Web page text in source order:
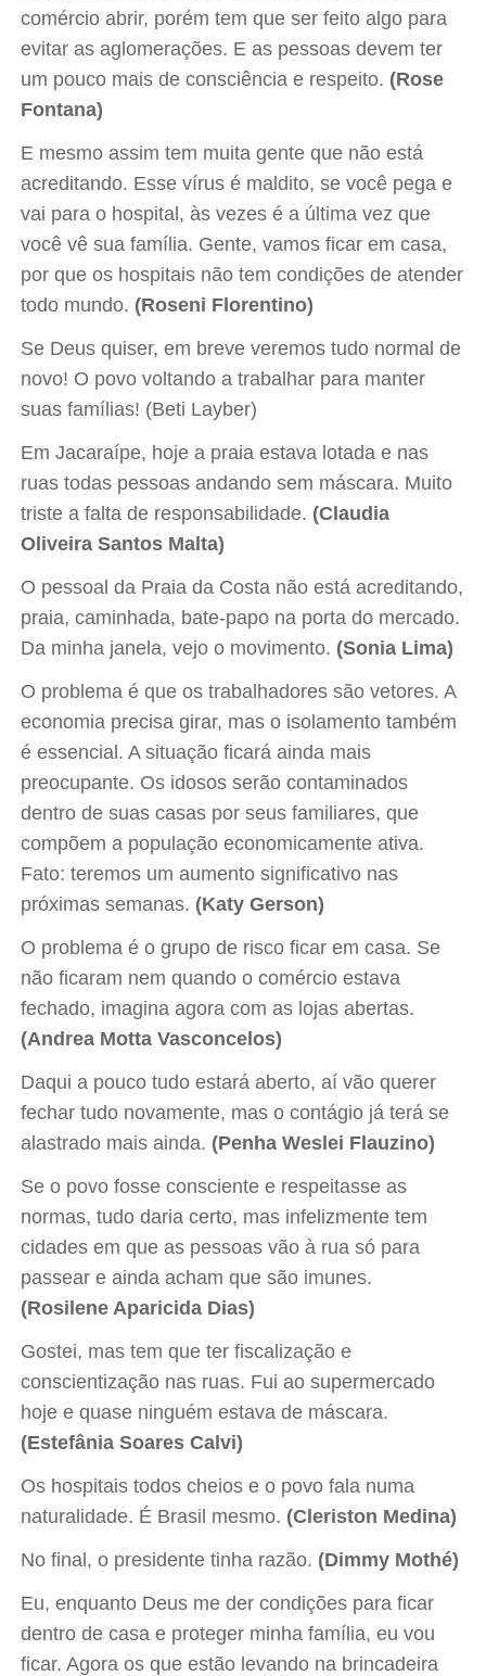
comércio abrir, porém tem que ser feito algo para
evitar as aglomerações. E as pessoas devem ter
um pouco mais de consciência e respeito. (Rose
Fontana)
E mesmo assim tem muita gente que não está
acreditando. Esse vírus é maldito, se você pega e
vai para o hospital, às vezes é a última vez que
você vê sua família. Gente, vamos ficar em casa,
por que os hospitais não tem condições de atender
todo mundo. (Roseni Florentino)
Se Deus quiser, em breve veremos tudo normal de
novo! O povo voltando a trabalhar para manter
suas famílias! (Beti Layber)
Em Jacaraípe, hoje a praia estava lotada e nas
ruas todas pessoas andando sem máscara. Muito
triste a falta de responsabilidade. (Claudia
Oliveira Santos Malta)
O pessoal da Praia da Costa não está acreditando,
praia, caminhada, bate-papo na porta do mercado.
Da minha janela, vejo o movimento. (Sonia Lima)
O problema é que os trabalhadores são vetores. A
economia precisa girar, mas o isolamento também
é essencial. A situação ficará ainda mais
preocupante. Os idosos serão contaminados
dentro de suas casas por seus familiares, que
compõem a população economicamente ativa.
Fato: teremos um aumento significativo nas
próximas semanas. (Katy Gerson)
O problema é o grupo de risco ficar em casa. Se
não ficaram nem quando o comércio estava
fechado, imagina agora com as lojas abertas.
(Andrea Motta Vasconcelos)
Daqui a pouco tudo estará aberto, aí vão querer
fechar tudo novamente, mas o contágio já terá se
alastrado mais ainda. (Penha Weslei Flauzino)
Se o povo fosse consciente e respeitasse as
normas, tudo daria certo, mas infelizmente tem
cidades em que as pessoas vão à rua só para
passear e ainda acham que são imunes.
(Rosilene Aparicida Dias)
Gostei, mas tem que ter fiscalização e
conscientização nas ruas. Fui ao supermercado
hoje e quase ninguém estava de máscara.
(Estefânia Soares Calvi)
Os hospitais todos cheios e o povo fala numa
naturalidade. É Brasil mesmo. (Cleriston Medina)
No final, o presidente tinha razão. (Dimmy Mothé)
Eu, enquanto Deus me der condições para ficar
dentro de casa e proteger minha família, eu vou
ficar. Agora os que estão levando na brincadeira